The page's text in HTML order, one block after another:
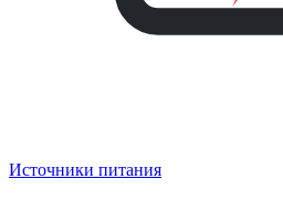
Источники питания